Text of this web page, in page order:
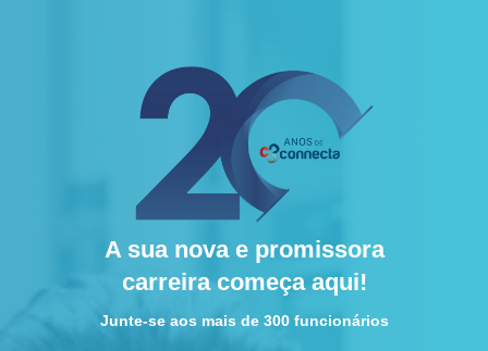
A sua nova e promissora
carreira começa aqui!
Junte-se aos mais de 300 funcionários